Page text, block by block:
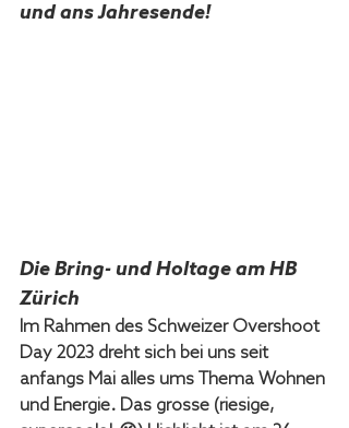
und ans Jahresende!
Die Bring- und Holtage am HB
Zürich
Im Rahmen des Schweizer Overshoot
Day 2023 dreht sich bei uns seit
anfangs Mai alles ums Thema Wohnen
und Energie. Das grosse (riesige,